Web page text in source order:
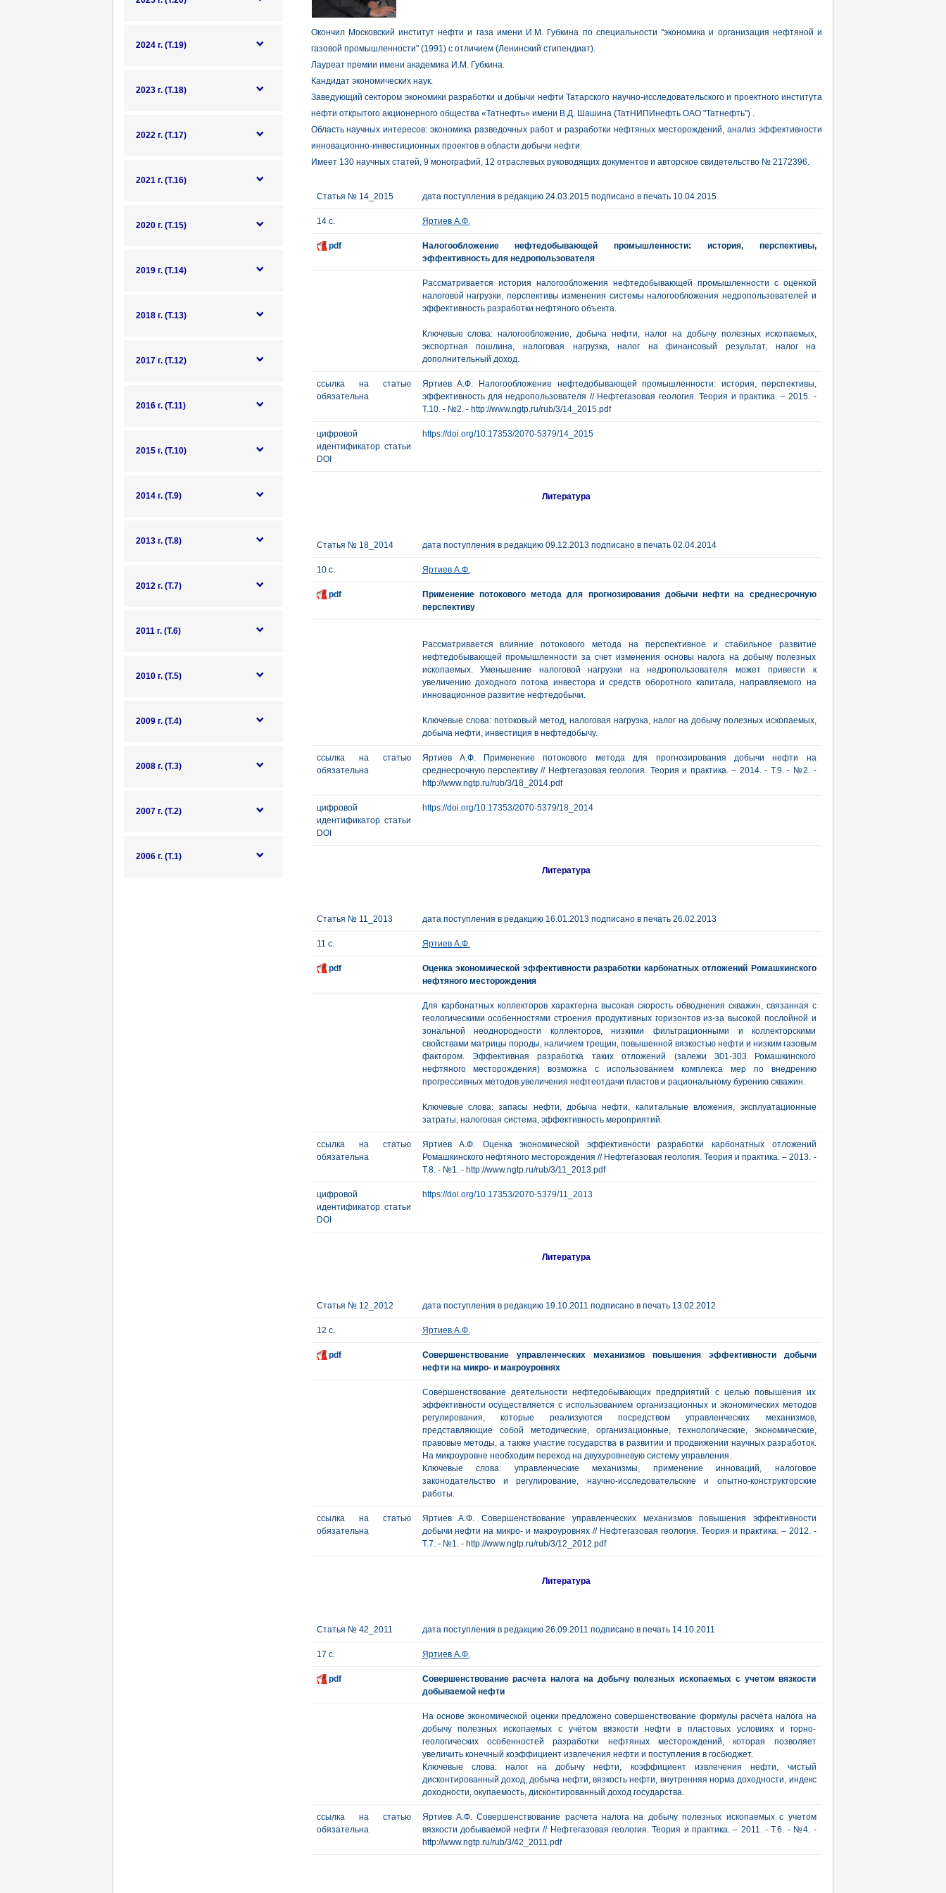
2024 г. (Т.19)
2023 г. (Т.18)
2022 г. (Т.17)
2021 г. (Т.16)
2020 г. (Т.15)
2019 г. (Т.14)
2018 г. (Т.13)
2017 г. (Т.12)
2016 г. (Т.11)
2015 г. (Т.10)
2014 г. (Т.9)
2013 г. (Т.8)
2012 г. (Т.7)
2011 г. (Т.6)
2010 г. (Т.5)
2009 г. (Т.4)
2008 г. (Т.3)
2007 г. (Т.2)
2006 г. (Т.1)
Окончил Московский институт нефти и газа имени И.М. Губкина по специальности "экономика и организация нефтяной и
газовой промышленности" (1991) с отличием (Ленинский стипендиат).
Лауреат премии имени академика И.М. Губкина.
Кандидат экономических наук.
Заведующий сектором экономики разработки и добычи нефти Татарского научно-исследовательского и проектного института
нефти открытого акционерного общества «Татнефть» имени В.Д. Шашина (ТатНИПИнефть ОАО "Татнефть") .
Область научных интересов: экономика разведочных работ и разработки нефтяных месторождений, анализ эффективности
инновационно-инвестиционных проектов в области добычи нефти.
Имеет 130 научных статей, 9 монографий, 12 отраслевых руководящих документов и авторское свидетельство № 2172396.
Статья № 14_2015 дата поступления в редакцию 24.03.2015 подписано в печать 10.04.2015
14 с. Яртиев А.Ф.
pdf
Налогообложение нефтедобывающей промышленности: история, перспективы,
эффективность для недропользователя
Рассматривается история налогообложения нефтедобывающей промышленности с оценкой
налоговой нагрузки, перспективы изменения системы налогообложения недропользователей и
эффективность разработки нефтяного объекта.
Ключевые слова: налогообложение, добыча нефти, налог на добычу полезных ископаемых,
экспортная пошлина, налоговая нагрузка, налог на финансовый результат, налог на
дополнительный доход.
ссылка на статью
обязательна
Яртиев А.Ф. Налогообложение нефтедобывающей промышленности: история, перспективы,
эффективность для недропользователя // Нефтегазовая геология. Теория и практика. – 2015. -
Т.10. - №2. - http://www.ngtp.ru/rub/3/14_2015.pdf
цифровой
идентификатор статьи
DOI
https://doi.org/10.17353/2070-5379/14_2015
Литература
Статья № 18_2014 дата поступления в редакцию 09.12.2013 подписано в печать 02.04.2014
10 с. Яртиев А.Ф.
pdf
Применение потокового метода для прогнозирования добычи нефти на среднесрочную
перспективу
Рассматривается влияние потокового метода на перспективное и стабильное развитие
нефтедобывающей промышленности за счет изменения основы налога на добычу полезных
ископаемых. Уменьшение налоговой нагрузки на недропользователя может привести к
увеличению доходного потока инвестора и средств оборотного капитала, направляемого на
инновационное развитие нефтедобычи.
Ключевые слова: потоковый метод, налоговая нагрузка, налог на добычу полезных ископаемых,
добыча нефти, инвестиция в нефтедобычу.
ссылка на статью
обязательна
Яртиев А.Ф. Применение потокового метода для прогнозирования добычи нефти на
среднесрочную перспективу // Нефтегазовая геология. Теория и практика. – 2014. - Т.9. - №2. -
http://www.ngtp.ru/rub/3/18_2014.pdf
цифровой
идентификатор статьи
DOI
https://doi.org/10.17353/2070-5379/18_2014
Литература
Статья № 11_2013 дата поступления в редакцию 16.01.2013 подписано в печать 26.02.2013
11 с. Яртиев А.Ф.
pdf
Оценка экономической эффективности разработки карбонатных отложений Ромашкинского
нефтяного месторождения
Для карбонатных коллекторов характерна высокая скорость обводнения скважин, связанная с
геологическими особенностями строения продуктивных горизонтов из-за высокой послойной и
зональной неоднородности коллекторов, низкими фильтрационными и коллекторскими
свойствами матрицы породы, наличием трещин, повышенной вязкостью нефти и низким газовым
фактором. Эффективная разработка таких отложений (залежи 301-303 Ромашкинского
нефтяного месторождения) возможна с использованием комплекса мер по внедрению
прогрессивных методов увеличения нефтеотдачи пластов и рациональному бурению скважин.
Ключевые слова: запасы нефти, добыча нефти, капитальные вложения, эксплуатационные
затраты, налоговая система, эффективность мероприятий.
ссылка на статью
обязательна
Яртиев А.Ф. Оценка экономической эффективности разработки карбонатных отложений
Ромашкинского нефтяного месторождения // Нефтегазовая геология. Теория и практика. – 2013. -
Т.8. - №1. - http://www.ngtp.ru/rub/3/11_2013.pdf
цифровой
идентификатор статьи
DOI
https://doi.org/10.17353/2070-5379/11_2013
Литература
Статья № 12_2012 дата поступления в редакцию 19.10.2011 подписано в печать 13.02.2012
12 с. Яртиев А.Ф.
pdf
Совершенствование управленческих механизмов повышения эффективности добычи
нефти на микро- и макроуровнях
Совершенствование деятельности нефтедобывающих предприятий с целью повышения их
эффективности осуществляется с использованием организационных и экономических методов
регулирования, которые реализуются посредством управленческих механизмов,
представляющие собой методические, организационные, технологические, экономические,
правовые методы, а также участие государства в развитии и продвижении научных разработок.
На микроуровне необходим переход на двухуровневую систему управления.
Ключевые слова: управленческие механизмы, применение инноваций, налоговое
законодательство и регулирование, научно-исследовательские и опытно-конструкторские
работы.
ссылка на статью
обязательна
Яртиев А.Ф. Совершенствование управленческих механизмов повышения эффективности
добычи нефти на микро- и макроуровнях // Нефтегазовая геология. Теория и практика. – 2012. -
Т.7. - №1. - http://www.ngtp.ru/rub/3/12_2012.pdf
Литература
Статья № 42_2011 дата поступления в редакцию 26.09.2011 подписано в печать 14.10.2011
17 с. Яртиев А.Ф.
pdf
Совершенствование расчета налога на добычу полезных ископаемых с учетом вязкости
добываемой нефти
На основе экономической оценки предложено совершенствование формулы расчёта налога на
добычу полезных ископаемых с учётом вязкости нефти в пластовых условиях и горно-
геологических особенностей разработки нефтяных месторождений, которая позволяет
увеличить конечный коэффициент извлечения нефти и поступления в госбюджет.
Ключевые слова: налог на добычу нефти, коэффициент извлечения нефти, чистый
дисконтированный доход, добыча нефти, вязкость нефти, внутренняя норма доходности, индекс
доходности, окупаемость, дисконтированный доход государства.
ссылка на статью
обязательна
Яртиев А.Ф. Совершенствование расчета налога на добычу полезных ископаемых с учетом
вязкости добываемой нефти // Нефтегазовая геология. Теория и практика. – 2011. - Т.6. - №4. -
http://www.ngtp.ru/rub/3/42_2011.pdf